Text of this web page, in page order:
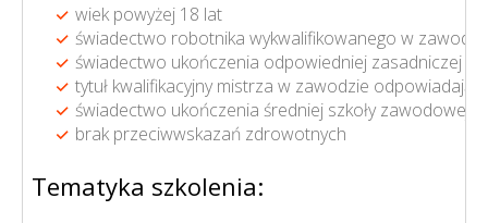
wiek powyżej 18 lat
świadectwo robotnika wykwalifikowanego w
świadectwo ukończenia odpowiedniej zasadniczej
tytuł kwalifikacyjny mistrza w zawodzie
świadectwo ukończenia średniej szkoły zawodowej
brak przeciwwskazań zdrowotnych
Tematyka szkolenia: